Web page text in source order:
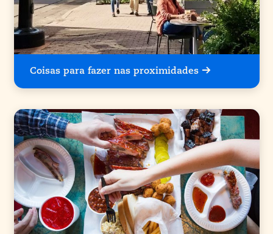
Coisas para fazer nas proximidades